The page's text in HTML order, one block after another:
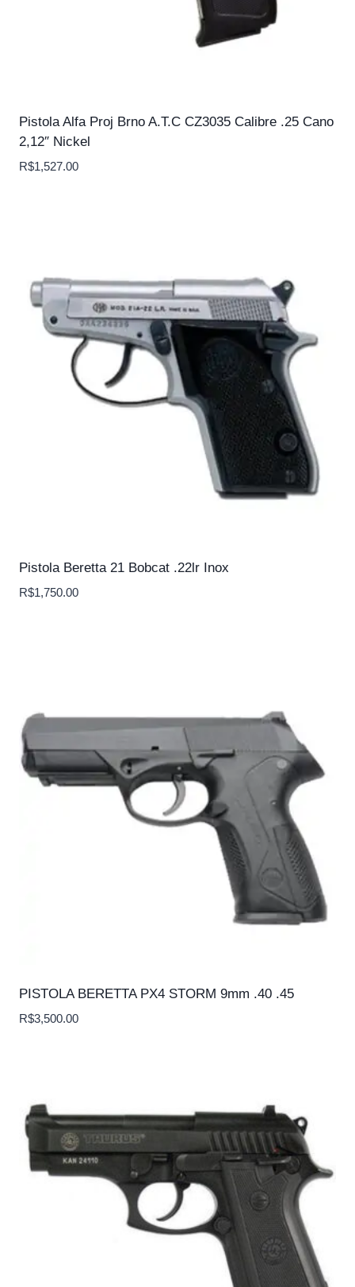
Pistola Alfa Proj Brno A.T.C CZ3035 Calibre .25 Cano
2,12″ Nickel
R$1,527.00
Pistola Beretta 21 Bobcat .22lr Inox
R$1,750.00
PISTOLA BERETTA PX4 STORM 9mm .40 .45
R$3,500.00